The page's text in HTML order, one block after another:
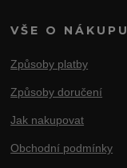
VŠE O NÁKUPU
Způsoby platby
Způsoby doručení
Jak nakupovat
Obchodní podmínky